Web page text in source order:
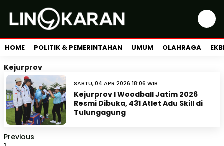
HOME POLITIK & PEMERINTAHAN UMUM OLAHRAGA
Kejurprov
SABTU, 04 APR 2026 18:06 WIB
Kejurprov I Woodball Jatim 2026
Resmi Dibuka, 431 Atlet Adu Skill di
Tulungagung
Previous